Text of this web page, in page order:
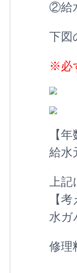
②給
下図
※必
【
給水
上
【
水ガ
修理